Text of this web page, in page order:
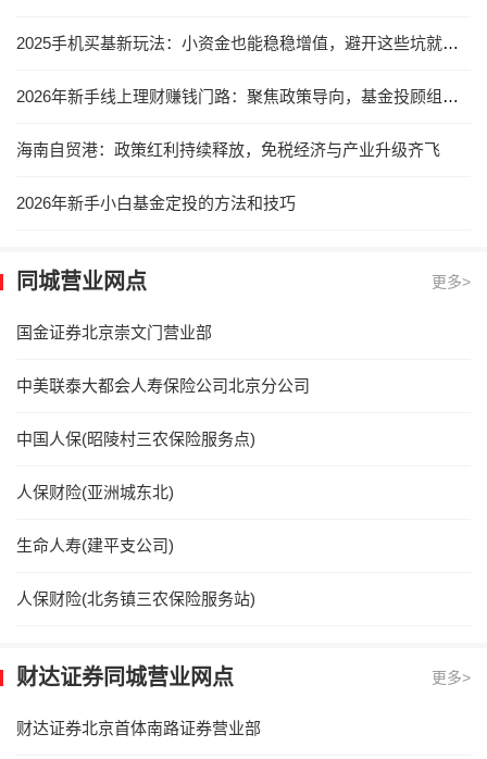
2025手机买基新玩法：小资金也能稳稳增值，避开这些坑就赢了
2026年新手线上理财赚钱门路：聚焦政策导向，基金投顾组合成优选
海南自贸港：政策红利持续释放，免税经济与产业升级齐飞
2026年新手小白基金定投的方法和技巧
同城营业网点 更多>
国金证券北京崇文门营业部
中美联泰大都会人寿保险公司北京分公司
中国人保(昭陵村三农保险服务点)
人保财险(亚洲城东北)
生命人寿(建平支公司)
人保财险(北务镇三农保险服务站)
财达证券同城营业网点 更多>
财达证券北京首体南路证券营业部